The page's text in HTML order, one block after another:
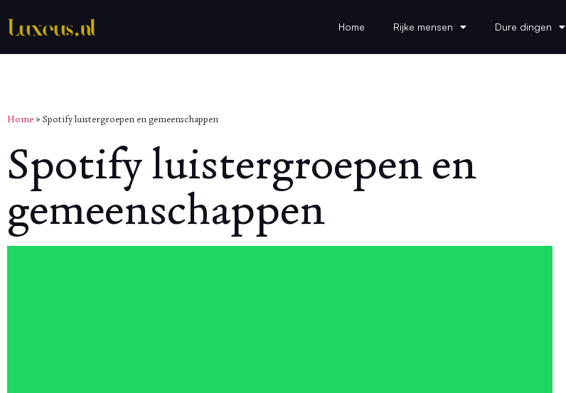
Home Rijke mensen Dure dingen
Home » Spotify luistergroepen en gemeenschappen
Spotify luistergroepen en
gemeenschappen